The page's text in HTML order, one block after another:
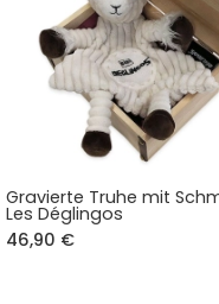
Gravierte Truhe mit
Les Déglingos
46,90 €